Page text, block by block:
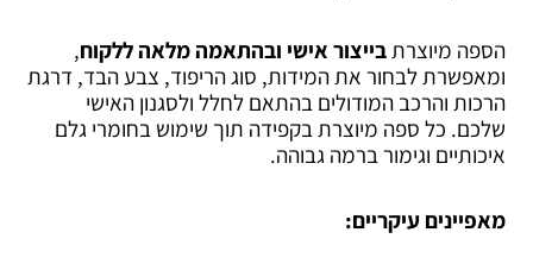
הספה מיוצרתבייצור אישי ובהתאמה מלאה ללקוח,
ומאפשרת לבחור את המידות, סוג הריפוד, צבע הבד, דרגת
הרכות והרכב המודולים בהתאם לחלל ולסגנון האישי
שלכם. כל ספה מיוצרת בקפידה תוך שימוש בחומרי גלם
איכותיים וגימור ברמה גבוהה.
מאפיינים עיקריים: